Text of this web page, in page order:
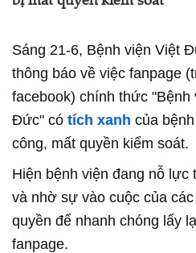
Sáng 21-6, Bệnh viện Việt
thông báo về việc fanpage
facebook) chính thức "Bệnh
Đức" có tích xanh của
công, mất quyền kiểm soát.
Hiện bệnh viện đang nỗ lực
và nhờ sự vào cuộc của
quyền để nhanh chóng lấy
fanpage.